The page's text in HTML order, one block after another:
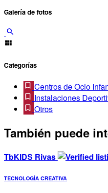
Galería de fotos
Categorías
Centros de Ocio
Instalaciones
Otros
También puede
TbKIDS Rivas
TECNOLOGÍA CREATIVA